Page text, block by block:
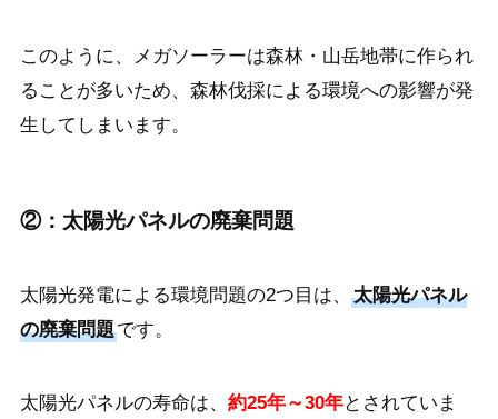
このように、メガソーラーは森林・山岳地帯に作られ
ることが多いため、森林伐採による環境への影響が発
生してしまいます。
②：太陽光パネルの廃棄問題
太陽光発電による環境問題の2つ目は、 太陽光パネル
の廃棄問題です。
太陽光パネルの寿命は、 約25年～30年とされていま